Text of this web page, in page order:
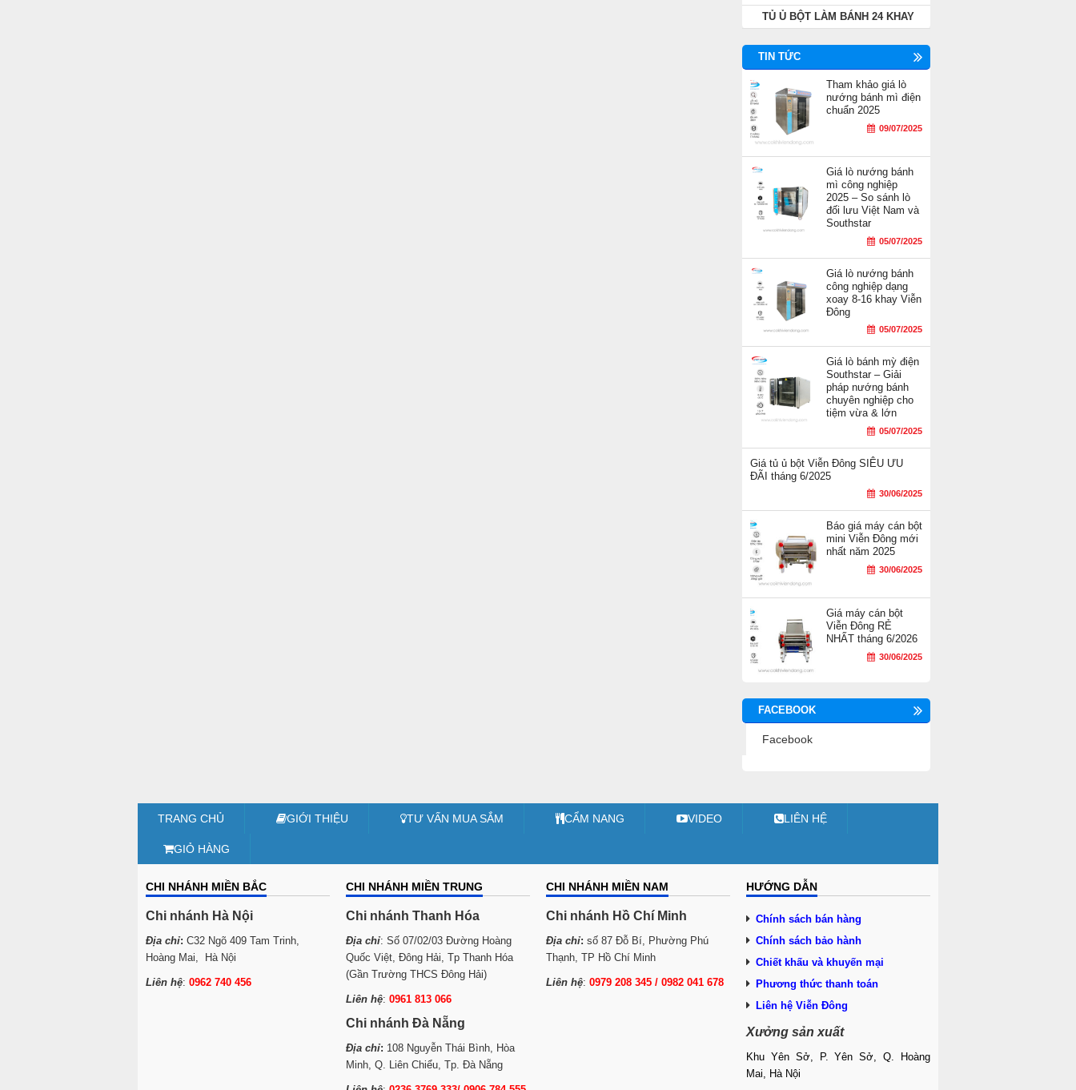
TỦ Ủ BỘT LÀM BÁNH 24 KHAY
TIN TỨC
Tham khảo giá lò
nướng bánh mì điện
chuẩn 2025
09/07/2025
Giá lò nướng bánh
mì công nghiệp
2025 – So sánh lò
đối lưu Việt Nam và
Southstar
05/07/2025
Giá lò nướng bánh
công nghiệp dạng
xoay 8-16 khay Viễn
Đông
05/07/2025
Giá lò bánh mỳ điện
Southstar – Giải
pháp nướng bánh
chuyên nghiệp cho
tiệm vừa & lớn
05/07/2025
Giá tủ ủ bột Viễn Đông SIÊU ƯU
ĐÃI tháng 6/2025
30/06/2025
Báo giá máy cán bột
mini Viễn Đông mới
nhất năm 2025
30/06/2025
Giá máy cán bột
Viễn Đông RẺ
NHẤT tháng 6/2026
30/06/2025
FACEBOOK
Facebook
TRANG CHỦ GIỚI THIỆU TƯ VẤN MUA SẮM CẨM NANG VIDEO LIÊN HỆ
GIỎ HÀNG
CHI NHÁNH MIỀN BẮC
Chi nhánh Hà Nội
Địa chỉ: C32 Ngõ 409 Tam Trinh,
Hoàng Mai, Hà Nội
Liên hệ: 0962 740 456
CHI NHÁNH MIỀN TRUNG
Chi nhánh Thanh Hóa
Địa chỉ: Số 07/02/03 Đường Hoàng
Quốc Việt, Đông Hải, Tp Thanh Hóa
(Gần Trường THCS Đông Hải)
Liên hệ: 0961 813 066
Chi nhánh Đà Nẵng
Địa chỉ: 108 Nguyễn Thái Bình, Hòa
Minh, Q. Liên Chiểu, Tp. Đà Nẵng
CHI NHÁNH MIỀN NAM
Chi nhánh Hồ Chí Minh
Địa chỉ: số 87 Đỗ Bí, Phường Phú
Thạnh, TP Hồ Chí Minh
Liên hệ: 0979 208 345 / 0982 041 678
HƯỚNG DẪN
Chính sách bán hàng
Chính sách bảo hành
Chiết khấu và khuyến mại
Phương thức thanh toán
Liên hệ Viễn Đông
Xưởng sản xuất
Khu Yên Sở, P. Yên Sở, Q. Hoàng
Mai, Hà Nội